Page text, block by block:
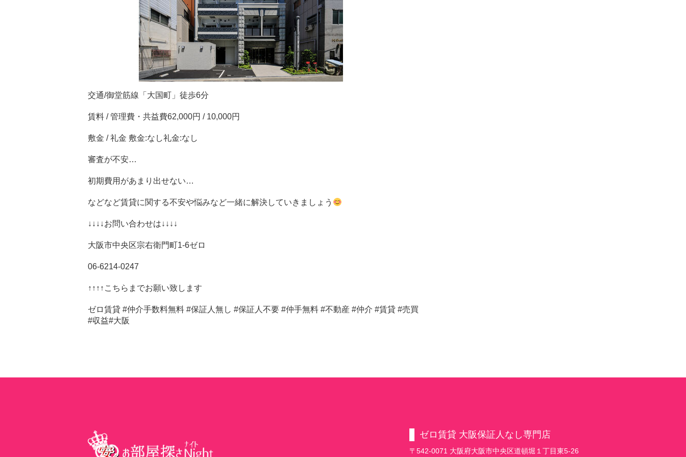
交通/御堂筋線「大国町」徒歩6分
賃料 / 管理費・共益費62,000円 / 10,000円
敷金 / 礼金 敷金:なし礼金:なし
審査が不安…
初期費用があまり出せない…
などなど賃貸に関する不安や悩みなど一緒に解決していきましょう
↓↓↓↓お問い合わせは↓↓↓↓
大阪市中央区宗右衛門町1-6ゼロ
06-6214-0247
↑↑↑↑こちらまでお願い致します
ゼロ賃貸 #仲介手数料無料 #保証人無し #保証人不要 #仲手無料 #不動産 #仲介 #賃貸 #売買
#収益#大阪
ゼロ賃貸 大阪保証人なし専門店
〒542-0071 大阪府大阪市中央区道頓堀１丁目東5-26